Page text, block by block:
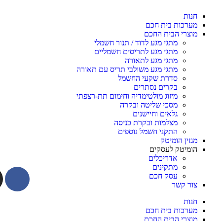
חנות
מערכות בית חכם
מוצרי הבית החכם
מתגי מגע לדוד / תנור חשמלי
מתגי מגע לתריסים חשמליים
מתגי מגע לתאורה
מתגי מגע משולבי תריס עם תאורה
סדרת שקעי החשמל
בקרים נסתרים
מיזוג מולטימדיה וחימום תת-רצפתי
מסכי שליטה ובקרה
גלאים וחיישנים
מצלמות ובקרת כניסה
התקני חשמל נוספים
מגזין הומיטק
הומיטק לעסקים
אדריכלים
מתקינים
עסק חכם
צור קשר
חנות
מערכות בית חכם
מוצרי הבית החכם